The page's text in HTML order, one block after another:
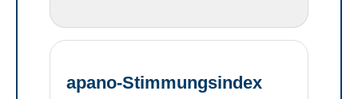
apano-Stimmungsindex